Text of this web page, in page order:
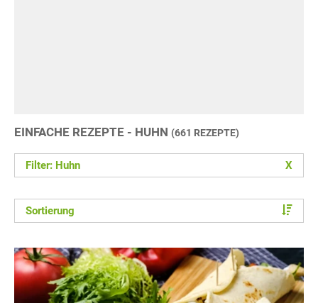
EINFACHE REZEPTE - HUHN (661 REZEPTE)
Filter: Huhn X
Sortierung